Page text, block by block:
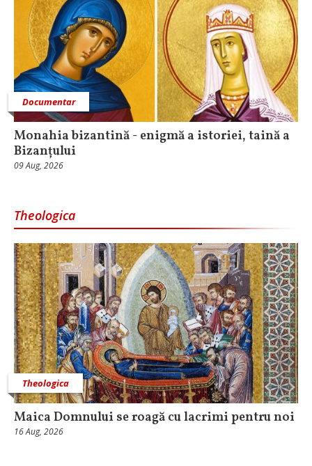
Documentar
Monahia bizantină - enigmă a istoriei, taină a
Bizanțului
09 Aug, 2026
Theologica
Theologica
Maica Domnului se roagă cu lacrimi pentru noi
16 Aug, 2026